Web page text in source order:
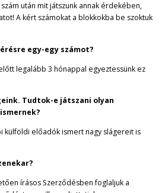
után mit játszunk annak érdekében,
A kért számokat a blokkokba be szoktuk
egy-egy számot?
legalább 3 hónappal egyeztessünk ez
Tudtok-e játszani olyan
külföldi előadók ismert nagy slágereit is
írásos Szerződésben foglaljuk a